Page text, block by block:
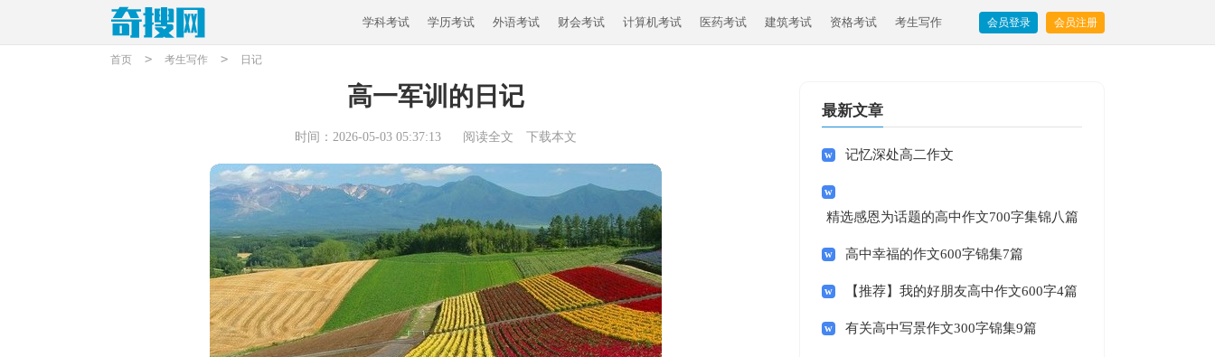
学科考试 学历考试 外语考试 财会考试 计算机考试 医药考试 建筑考试 资格考试 考生写作 会员登录 会员注册
首页 > 考生写作 > 日记
高一军训的日记
时间：2026-05-03 05:37:13 阅读全文 下载本文
最新文章
记忆深处高二作文
精选感恩为话题的高中作文700字集锦八篇
高中幸福的作文600字锦集7篇
【推荐】我的好朋友高中作文600字4篇
有关高中写景作文300字锦集9篇